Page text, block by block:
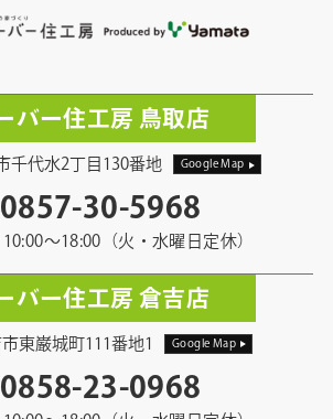
バー住工房 鳥取店
千代水2丁目130番地 Google Map
0857-30-5968
〜18:00（火・水曜日定休）
バー住工房 倉吉店
東巌城町111番地1 Google Map
0858-23-0968